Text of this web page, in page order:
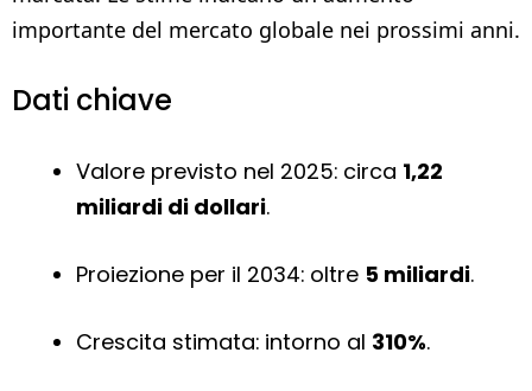
importante del mercato globale nei prossimi anni.
Dati chiave
Valore previsto nel 2025: circa 1,22
miliardi di dollari.
Proiezione per il 2034: oltre 5 miliardi.
Crescita stimata: intorno al 310%.